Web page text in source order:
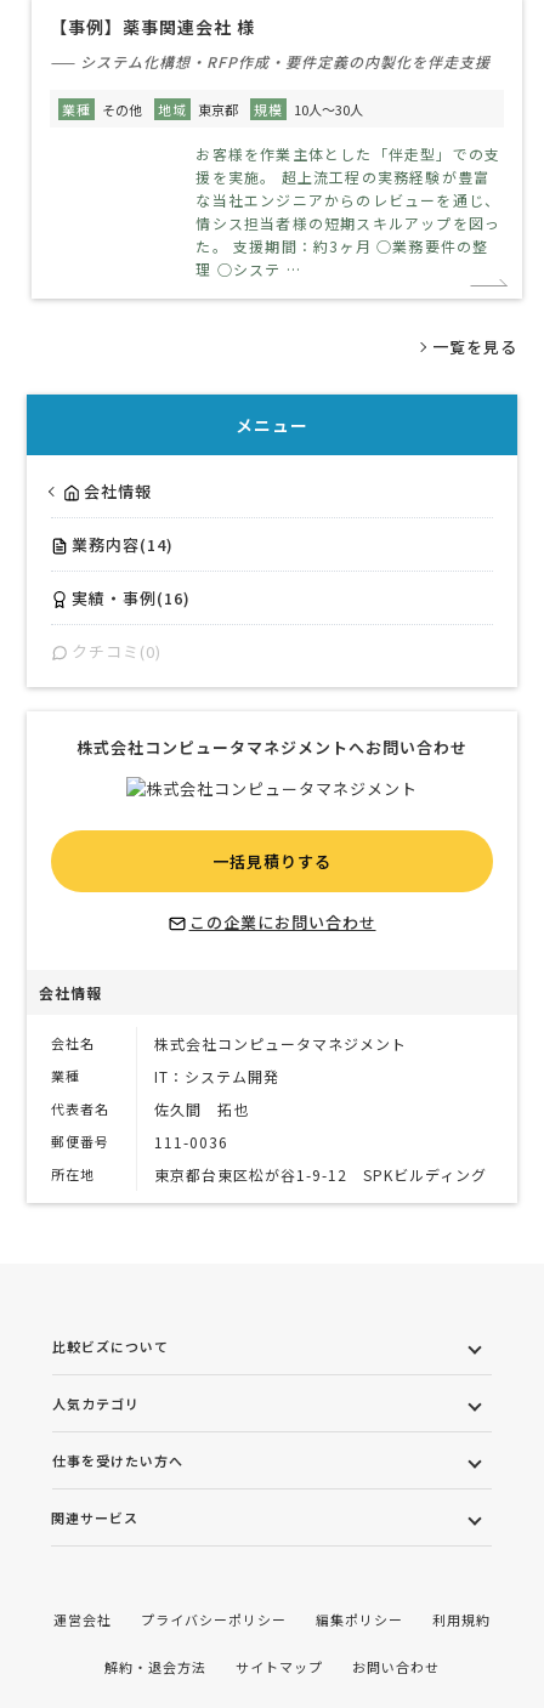
【事例】薬事関連会社 様
—— システム化構想・RFP作成・要件定義の内製化を伴走支援
業種 その他 地域 東京都 規模 10人～30人
お客様を作業主体とした「伴走型」での支
援を実施。 超上流工程の実務経験が豊富
な当社エンジニアからのレビューを通じ、
情シス担当者様の短期スキルアップを図っ
た。 支援期間：約3ヶ月 ○業務要件の整
理 ○システ …
一覧を見る
メニュー
会社情報
業務内容(14)
実績・事例(16)
クチコミ(0)
株式会社コンピュータマネジメントへお問い合わせ
一括見積りする
この企業にお問い合わせ
会社情報
会社名 株式会社コンピュータマネジメント
業種 IT：システム開発
代表者名 佐久間 拓也
郵便番号 111-0036
所在地 東京都台東区松が谷1-9-12 SPKビルディング
比較ビズについて
人気カテゴリ
仕事を受けたい方へ
関連サービス
運営会社 プライバシーポリシー 編集ポリシー 利用規約
解約・退会方法 サイトマップ お問い合わせ